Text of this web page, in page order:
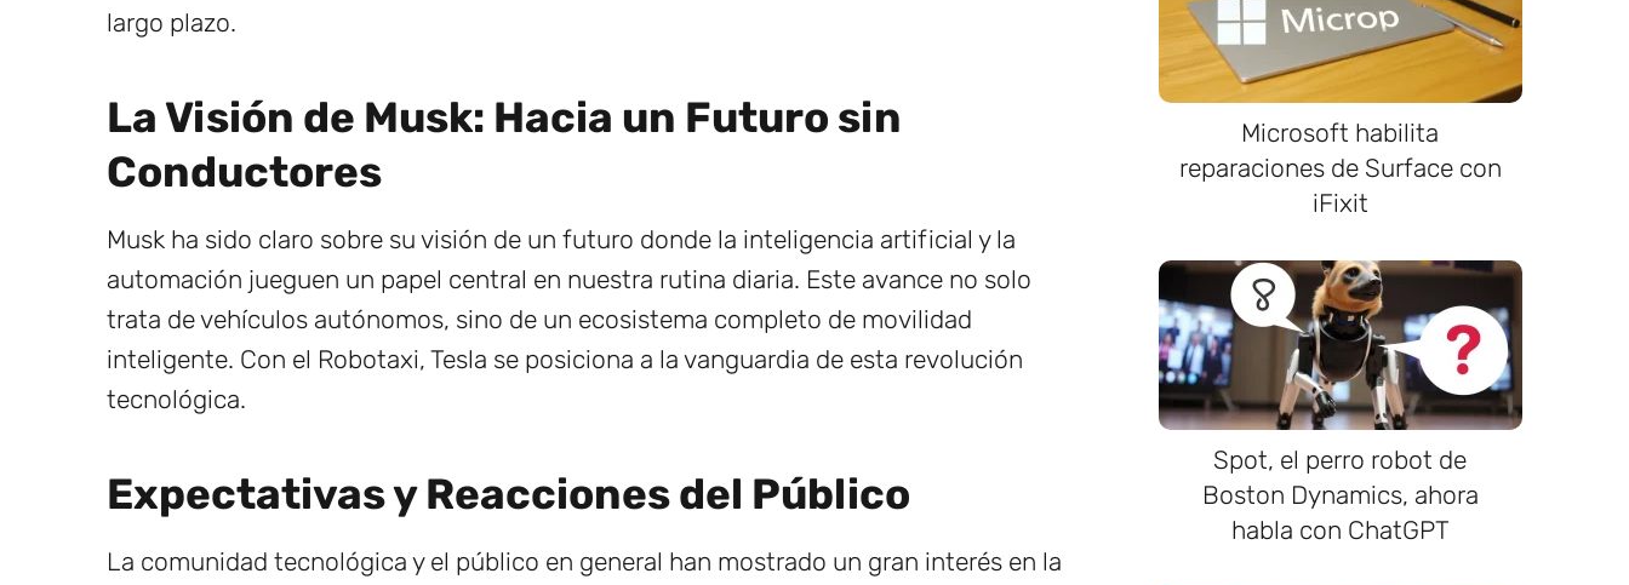
largo plazo.
La Visión de Musk: Hacia un Futuro sin
Conductores
Musk ha sido claro sobre su visión de un futuro donde la inteligencia artificial y la
automación jueguen un papel central en nuestra rutina diaria. Este avance no solo
trata de vehículos autónomos, sino de un ecosistema completo de movilidad
inteligente. Con el Robotaxi, Tesla se posiciona a la vanguardia de esta revolución
tecnológica.
Expectativas y Reacciones del Público
La comunidad tecnológica y el público en general han mostrado un gran interés en la
Microsoft habilita
reparaciones de Surface con
iFixit
Spot, el perro robot de
Boston Dynamics, ahora
habla con ChatGPT